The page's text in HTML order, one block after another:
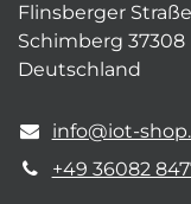
Flinsberger
Schimberg 37308
Deutschland
info@iot-
+49 36082